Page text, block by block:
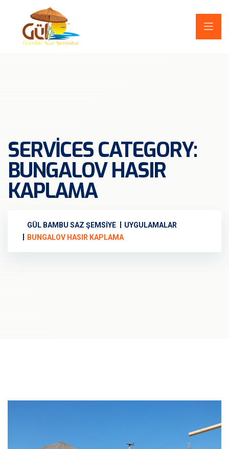
SERVICES CATEGORY:
BUNGALOV HASIR
KAPLAMA
GÜL BAMBU SAZ ŞEMSIYE
UYGULAMALAR
BUNGALOV HASIR KAPLAMA